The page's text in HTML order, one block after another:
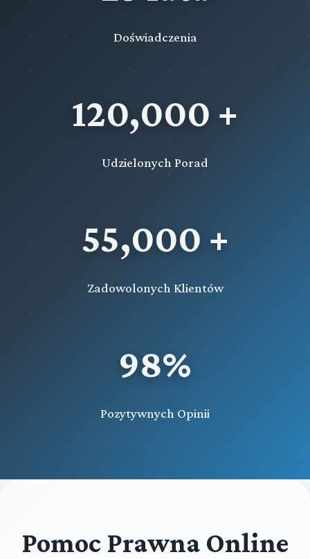
Doświadczenia
120,000 +
Udzielonych Porad
55,000 +
Zadowolonych Klientów
98%
Pozytywnych Opinii
Pomoc Prawna Online